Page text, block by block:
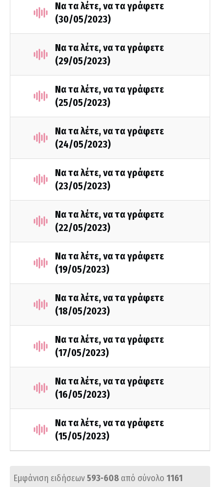
Να τα λέτε, να τα γράφετε
(30/05/2023)
Να τα λέτε, να τα γράφετε
(29/05/2023)
Να τα λέτε, να τα γράφετε
(25/05/2023)
Να τα λέτε, να τα γράφετε
(24/05/2023)
Να τα λέτε, να τα γράφετε
(23/05/2023)
Να τα λέτε, να τα γράφετε
(22/05/2023)
Να τα λέτε, να τα γράφετε
(19/05/2023)
Να τα λέτε, να τα γράφετε
(18/05/2023)
Να τα λέτε, να τα γράφετε
(17/05/2023)
Να τα λέτε, να τα γράφετε
(16/05/2023)
Να τα λέτε, να τα γράφετε
(15/05/2023)
Εμφάνιση ειδήσεων593-608 από σύνολο 1161